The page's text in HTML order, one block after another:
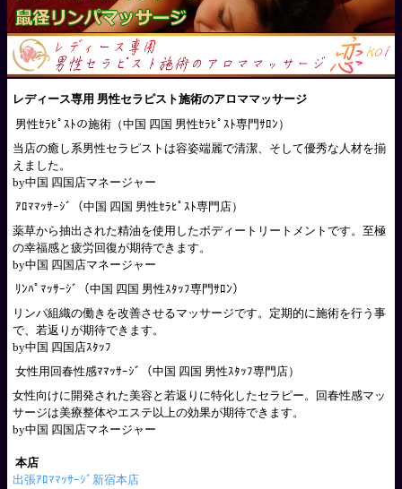
レディース専用 男性セラピスト施術のアロママッサージ
男性ｾﾗﾋﾟｽﾄの施術（中国 四国 男性ｾﾗﾋﾟｽﾄ専門ｻﾛﾝ）
当店の癒し系男性セラピストは容姿端麗で清潔、そして優秀な人材を揃
えました。
by中国 四国店マネージャー
ｱﾛﾏﾏｯｻｰｼﾞ（中国 四国 男性ｾﾗﾋﾟｽﾄ専門店）
薬草から抽出された精油を使用したボディートリートメントです。至極
の幸福感と疲労回復が期待できます。
by中国 四国店マネージャー
ﾘﾝﾊﾟﾏｯｻｰｼﾞ（中国 四国 男性ｽﾀｯﾌ専門ｻﾛﾝ）
リンパ組織の働きを改善させるマッサージです。定期的に施術を行う事
で、若返りが期待できます。
by中国 四国店ｽﾀｯﾌ
女性用回春性感ﾏﾏｯｻｰｼﾞ（中国 四国 男性ｽﾀｯﾌ専門店）
女性向けに開発された美容と若返りに特化したセラピー。回春性感マッ
サージは美療整体やエステ以上の効果が期待できます。
by中国 四国店マネージャー
本店
出張ｱﾛﾏﾏｯｻｰｼﾞ新宿本店